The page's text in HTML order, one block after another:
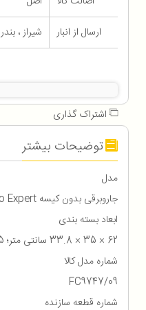
ارسال از انبار
شیراز ، بندر
اشتراک گذاری
توضیحات بیشتر
مدل
جاروبرقی بدون کیسه Philips PowerPro Expert
ابعاد بسته بندی
62 × 35 × 33.8 سانتی متر؛ 5.5 کیلوگرم
شماره مدل کالا
FC9747/09
شماره قطعه سازنده